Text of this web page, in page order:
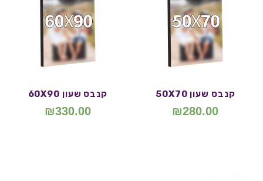
קנבס שעון 50X70
₪280.00
קנבס שעון 60X90
₪330.00